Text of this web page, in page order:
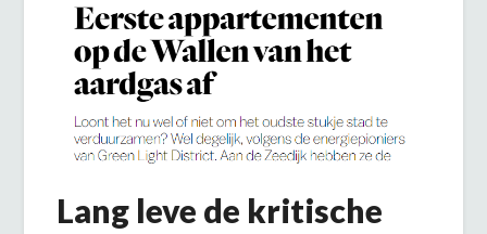
Lang leve de kritische